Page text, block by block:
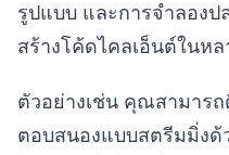
รูปแบบ และการจำลองป
สร้างโค้ดไคลเอ็นต์ในห
ตัวอย่างเช่น คุณสามาร
ตอบสนองแบบสตรีมมิ่งด้